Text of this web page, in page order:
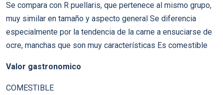
Se compara con R puellaris, que pertenece al mismo grupo,
muy similar en tamaño y aspecto general Se diferencia
especialmente por la tendencia de la carne a ensuciarse de
ocre, manchas que son muy características Es comestible
Valor gastronomico
COMESTIBLE